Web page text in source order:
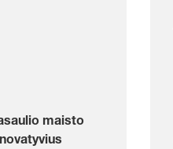
maisto